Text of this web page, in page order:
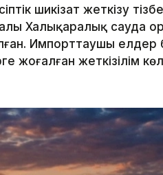
шикізат жеткізу
Халықаралық сауда
Импорттаушы елдер
жоғалған жеткізілім